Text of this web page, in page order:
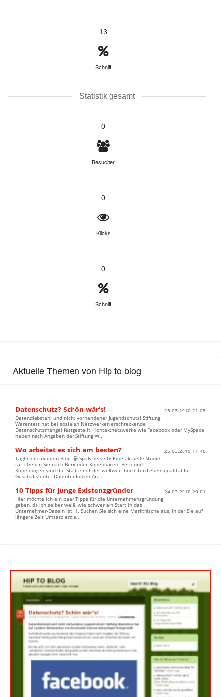
13
Schnitt
Statistik gesamt
0
Besucher
0
Klicks
0
Schnitt
Aktuelle Themen von Hip to blog
Datenschutz? Schön wär’s!
25.03.2010 21:09
Datendiebstahl und nicht vorhandener Jugendschutz! Stiftung
Warentest hat bei sozialen Netzwerken erschreckende
Datenschutzmängel festgestellt. Kontaktnetzwerke wie Facebook oder MySpace
haben nach Angaben der Stiftung W...
Wo arbeitet es sich am besten?
25.03.2010 11:46
Täglich in meinem Blog! 😀 Spaß beiseite Eine aktuelle Studie
rät : Gehen Sie nach Bern oder Kopenhagen! Bern und
Kopenhagen sind die Städte mit der weltweit höchsten Lebensqualität für
Geschäftsleute. Dahinter folgen An...
10 Tipps für junge Existenzgründer
24.03.2010 20:01
Hier möchte ich ein paar Tipps für die Unternehmensgründung
geben, da ich selber weiß, wie schwer ein Start in das
Unternehmer-Dasein ist. 1. Suchen Sie sich eine Marktnische aus, in der Sie auf
längere Zeit Umsatz erzie...